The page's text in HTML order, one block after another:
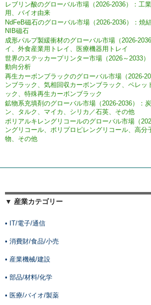
レブリン酸のグローバル市場（2026-2036）：工
用、バイオ由来
NdFeB磁石のグローバル市場（2026-2036）：焼
NIB磁石
成形パルプ製緩衝材のグローバル市場（2026-
イ、外食産業用トレイ、医療機器用トレイ
世界のステッカープリンター市場（2026～2033）
動向分析
再生カーボンブラックのグローバル市場（2026-
ンブラック、気相回収カーボンブラック、ペレッ
ック、特殊再生カーボンブラック
鉱物系充填剤のグローバル市場（2026-2036）：
ン、タルク、マイカ、シリカ／石英、その他
ポリアルキレングリコールのグローバル市場（
ングリコール、ポリプロピレングリコール、高分
物、その他
▼ 産業カテゴリー
• IT/電子/通信
• 消費財/食品/小売
• 産業機械/建設
• 部品/材料/化学
• 医療/バイオ/製薬